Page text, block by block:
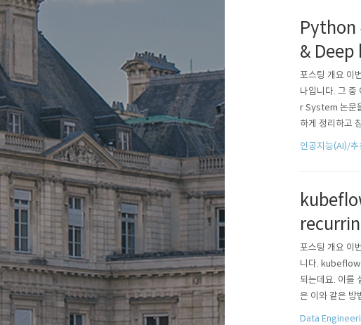
Python
&
포스팅 개요 이
나입니다. 그
r System 논문
하게 정리하고
드는 아래 제
인공지능(AI)/추
포스팅 개요 이
니다.
되는데요. 이를
은 이와 같은 방
설명합니다.
Data